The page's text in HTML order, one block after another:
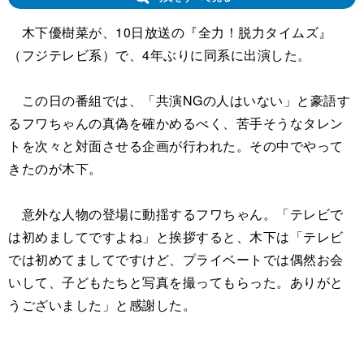
木下優樹菜が、10日放送の『全力！脱力タイムズ』
（フジテレビ系）で、4年ぶりに同系に出演した。
この日の番組では、「共演NGの人はいない」と豪語す
るフワちゃんの真偽を確かめるべく、苦手そうなタレン
トを次々と対面させる企画が行われた。その中でやって
きたのが木下。
意外な人物の登場に動揺するフワちゃん。「テレビで
は初めましてですよね」と挨拶すると、木下は「テレビ
では初めてましてですけど、プライベートでは偶然お会
いして、子どもたちと写真を撮ってもらった。ありがと
うございました」と感謝した。